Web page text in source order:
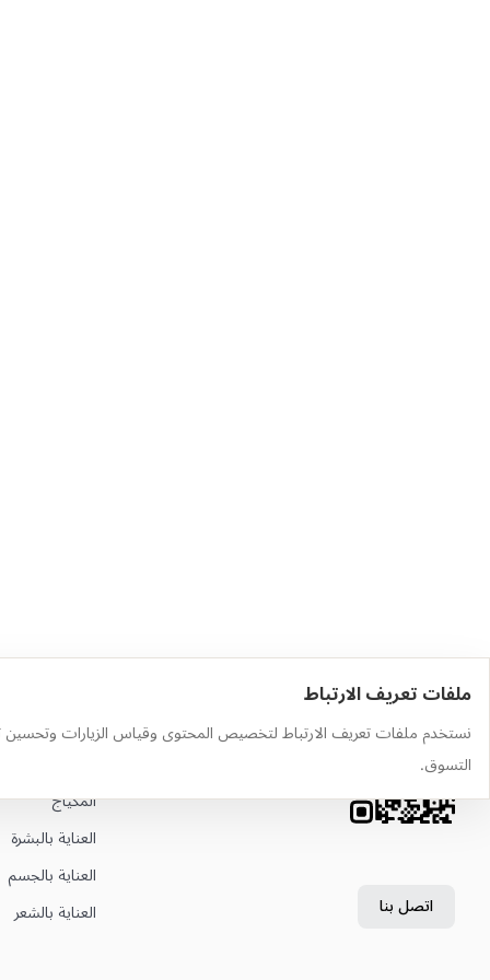
ملفات تعريف الارتباط
نستخدم ملفات تعريف الارتباط لتخصيص المحتوى وقياس الزيارات وتحسين
التسوق.
حمّل التطبيق
اتصل بنا
أهم الفئات
المكياج
العناية بالبشرة
العناية بالجسم
العناية بالشعر